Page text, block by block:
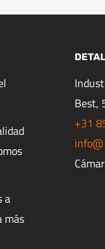
a
más
Best,
+31